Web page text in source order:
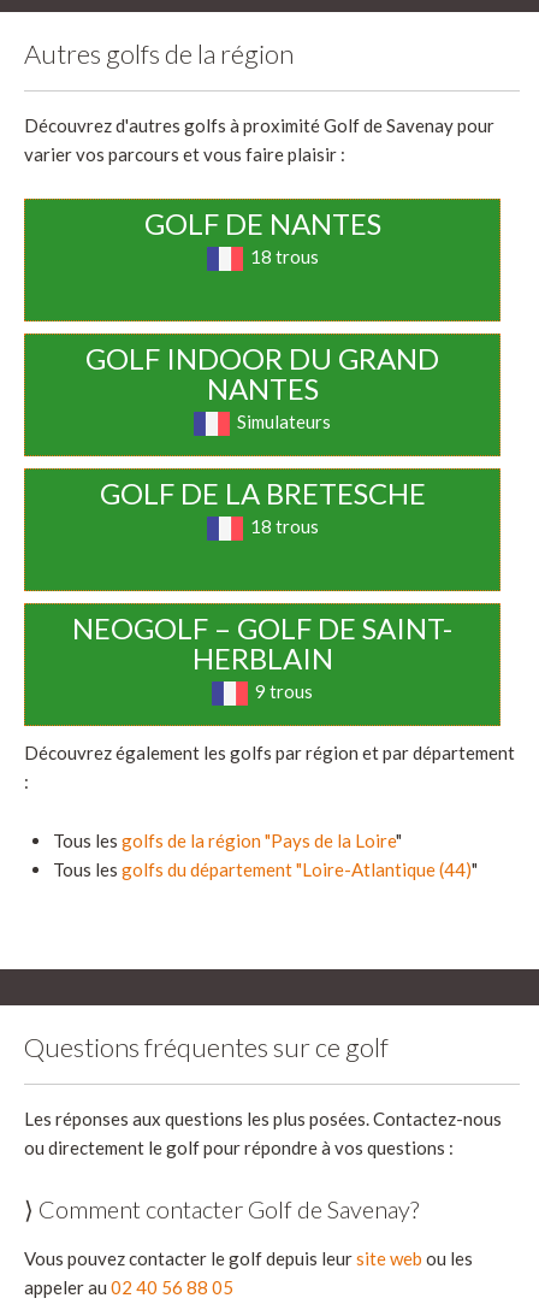
Autres golfs de la région
Découvrez d'autres golfs à proximité Golf de Savenay pour
varier vos parcours et vous faire plaisir :
GOLF DE NANTES
18 trous
GOLF INDOOR DU GRAND
NANTES
Simulateurs
GOLF DE LA BRETESCHE
18 trous
NEOGOLF – GOLF DE SAINT-
HERBLAIN​
9 trous
Découvrez également les golfs par région et par département
:
Tous les golfs de la région "Pays de la Loire"
Tous les golfs du département "Loire-Atlantique (44)"
Questions fréquentes sur ce golf
Les réponses aux questions les plus posées. Contactez-nous
ou directement le golf pour répondre à vos questions :
⟩ Comment contacter Golf de Savenay?
Vous pouvez contacter le golf depuis leursite web ou les
appeler au 02 40 56 88 05